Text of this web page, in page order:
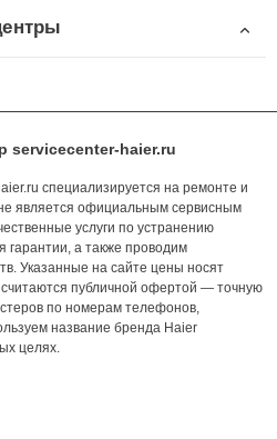
servicecenter-haier.ru
специализируется на ремонте и
является официальным сервисным
услуги по устранению
гарантии, а также проводим
Указанные на сайте цены носят
публичной офертой — точную
по номерам телефонов,
название бренда Haier
целях.